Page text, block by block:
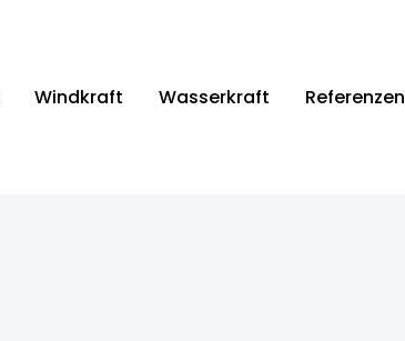
Windkraft Wasserkraft Referenzen